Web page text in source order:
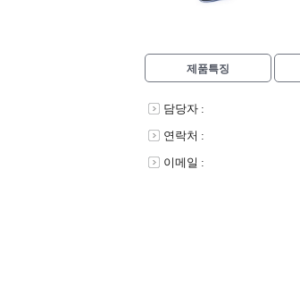
제품특징
담당자 :
연락처 :
이메일 :